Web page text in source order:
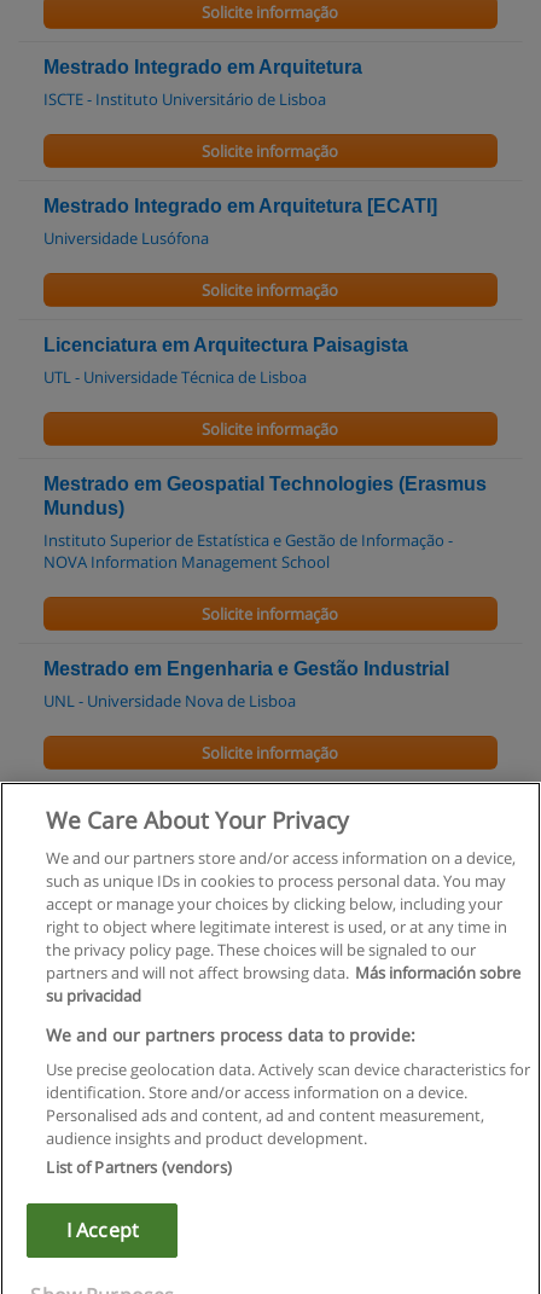
Solicite informação
Mestrado Integrado em Arquitetura
ISCTE - Instituto Universitário de Lisboa
Solicite informação
Mestrado Integrado em Arquitetura [ECATI]
Universidade Lusófona
Solicite informação
Licenciatura em Arquitectura Paisagista
UTL - Universidade Técnica de Lisboa
Solicite informação
Mestrado em Geospatial Technologies (Erasmus
Mundus)
Instituto Superior de Estatística e Gestão de Informação -
NOVA Information Management School
Solicite informação
Mestrado em Engenharia e Gestão Industrial
UNL - Universidade Nova de Lisboa
Solicite informação
Mestrado em Engenharia e Gestão da Água
Solicite informação
Regras de uso
Privacidade de dados
Entrar em contato com Educaedu
Copyright © Educaedu Business S.L. - CIF : B-95610580: -
We Care About Your Privacy
We and our partners store and/or access information on a device,
such as unique IDs in cookies to process personal data. You may
accept or manage your choices by clicking below, including your
right to object where legitimate interest is used, or at any time in
the privacy policy page. These choices will be signaled to our
partners and will not affect browsing data. Más información sobre
su privacidad
We and our partners process data to provide:
Use precise geolocation data. Actively scan device characteristics for
identification. Store and/or access information on a device.
Personalised ads and content, ad and content measurement,
audience insights and product development.
List of Partners (vendors)
I Accept